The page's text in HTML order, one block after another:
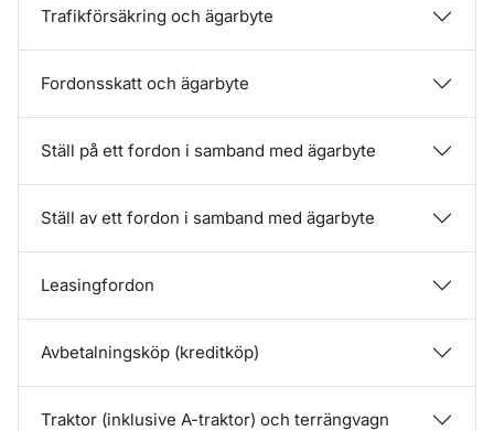
Trafikförsäkring och ägarbyte
Fordonsskatt och ägarbyte
Ställ på ett fordon i samband med ägarbyte
Ställ av ett fordon i samband med ägarbyte
Leasingfordon
Avbetalningsköp (kreditköp)
Traktor (inklusive A-traktor) och terrängvagn